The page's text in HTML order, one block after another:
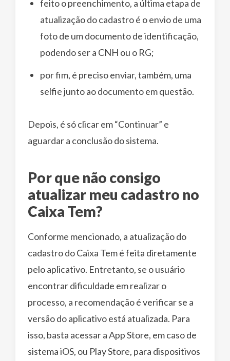
feito o preenchimento, a última etapa de
atualização do cadastro é o envio de uma
foto de um documento de identificação,
podendo ser a CNH ou o RG;
por fim, é preciso enviar, também, uma
selfie junto ao documento em questão.
Depois, é só clicar em “Continuar” e
aguardar a conclusão do sistema.
Por que não consigo
atualizar meu cadastro no
Caixa Tem?
Conforme mencionado, a atualização do
cadastro do Caixa Tem é feita diretamente
pelo aplicativo. Entretanto, se o usuário
encontrar dificuldade em realizar o
processo, a recomendação é verificar se a
versão do aplicativo está atualizada. Para
isso, basta acessar a App Store, em caso de
sistema iOS, ou Play Store, para dispositivos